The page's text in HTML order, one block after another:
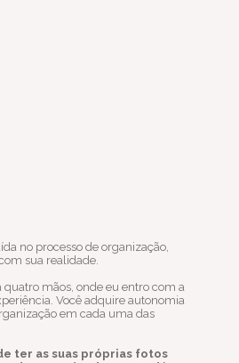
no processo de organização,
sua realidade.
quatro mãos, onde eu entro com a
Você adquire autonomia
em cada uma das
ter as suas próprias fotos